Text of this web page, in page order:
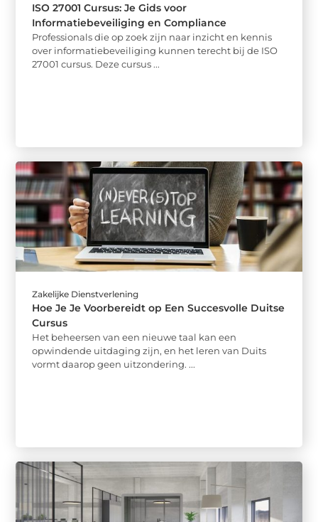
ISO 27001 Cursus: Je Gids voor
Informatiebeveiliging en Compliance
Professionals die op zoek zijn naar inzicht en kennis
over informatiebeveiliging kunnen terecht bij de ISO
27001 cursus. Deze cursus ...
Zakelijke Dienstverlening
Hoe Je Je Voorbereidt op Een Succesvolle Duitse
Cursus
Het beheersen van een nieuwe taal kan een
opwindende uitdaging zijn, en het leren van Duits
vormt daarop geen uitzondering. ...